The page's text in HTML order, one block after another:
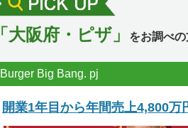
「大阪府・ピザ」 をお調べ
Burger Big Bang. pj
開業1年目から年間売上4,800万